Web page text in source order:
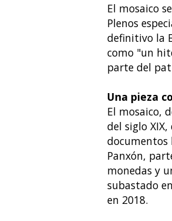
El mosaico
Plenos
definitivo la
como "un
parte del
Una pieza
El mosaico,
del siglo
documentos
Panxón,
monedas y
subastado
en 2018.